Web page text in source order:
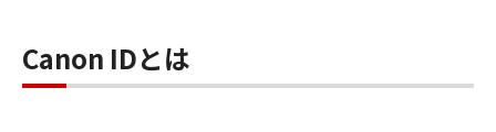
Canon IDとは